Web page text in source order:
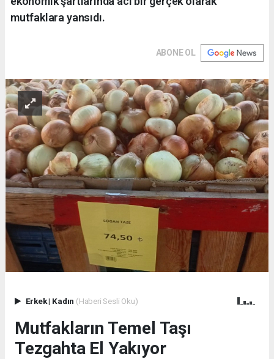
mutfaklara yansıdı.
ABONE OL
Erkek| Kadın (Haberi Sesli Oku)
Mutfakların Temel Taşı
Tezgahta El Yakıyor